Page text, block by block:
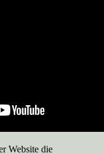
Website die